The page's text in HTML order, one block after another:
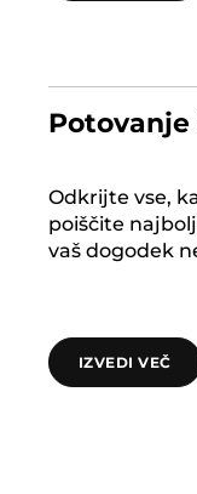
Odkrijte vse,
poiščite
vaš dogodek
IZVEDI VEČ